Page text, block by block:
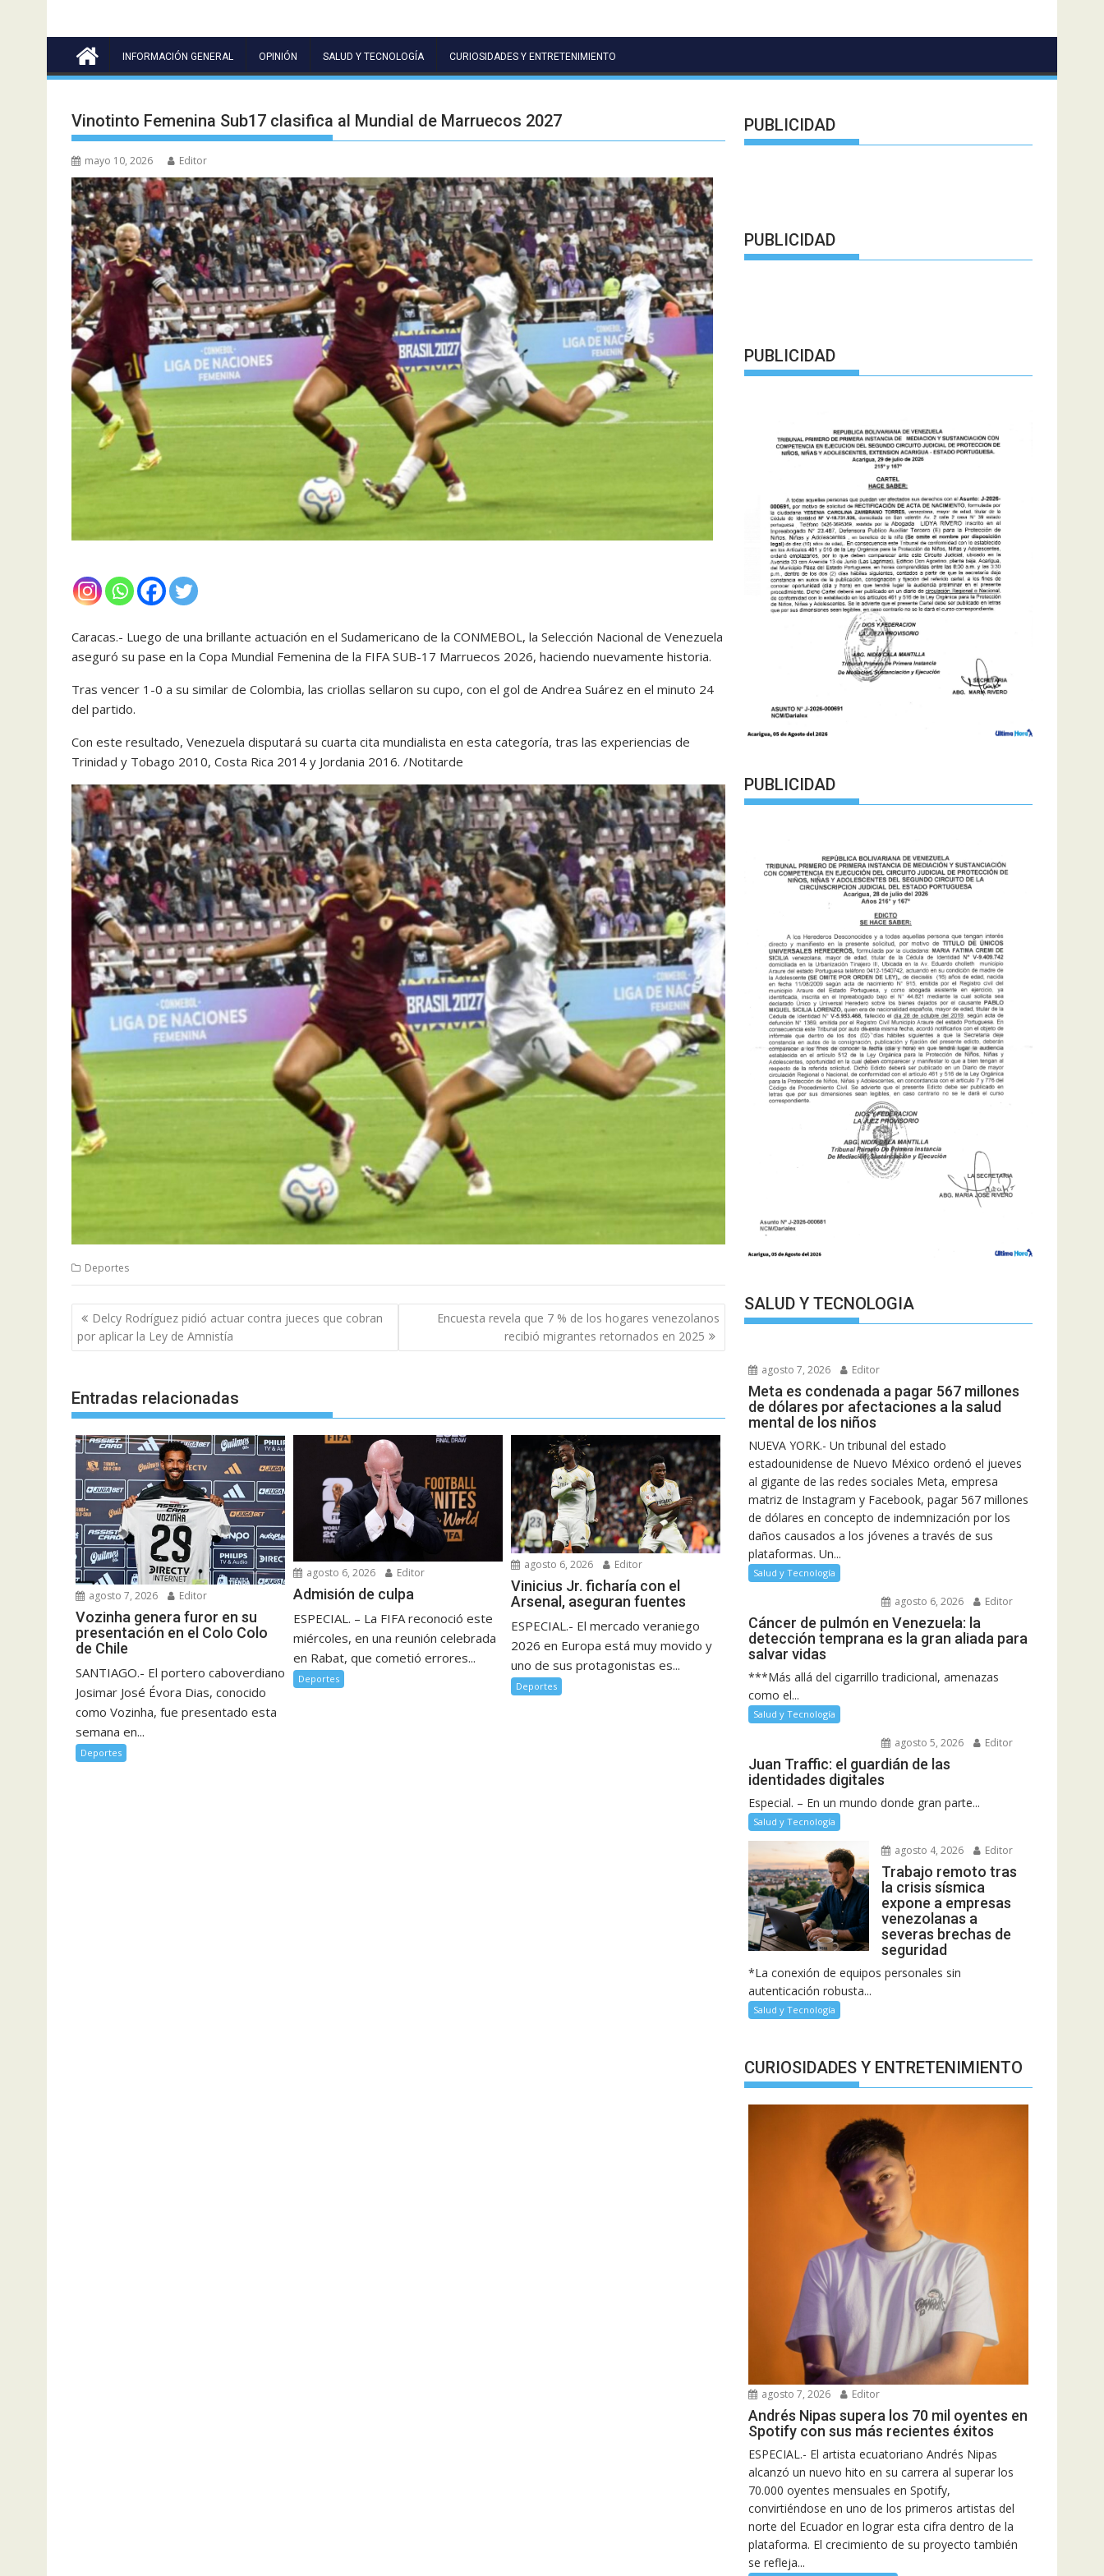
INFORMACIÓN GENERAL OPINIÓN SALUD Y TECNOLOGÍA CURIOSIDADES Y ENTRETENIMIENTO
Vinotinto Femenina Sub17 clasifica al Mundial de Marruecos 2027
mayo 10, 2026 Editor
Caracas.- Luego de una brillante actuación en el Sudamericano de la CONMEBOL, la Selección Nacional de Venezuela
aseguró su pase en la Copa Mundial Femenina de la FIFA SUB-17 Marruecos 2026, haciendo nuevamente historia.
Tras vencer 1-0 a su similar de Colombia, las criollas sellaron su cupo, con el gol de Andrea Suárez en el minuto 24
del partido.
Con este resultado, Venezuela disputará su cuarta cita mundialista en esta categoría, tras las experiencias de
Trinidad y Tobago 2010, Costa Rica 2014 y Jordania 2016. /Notitarde
Deportes
Navegación
de
entradas
Delcy Rodríguez pidió actuar contra jueces que cobran
por aplicar la Ley de Amnistía
Encuesta revela que 7 % de los hogares venezolanos
recibió migrantes retornados en 2025
Entradas relacionadas
agosto 7, 2026 Editor
Vozinha genera furor en su
presentación en el Colo Colo
de Chile
SANTIAGO.- El portero caboverdiano
Josimar José Évora Dias, conocido
como Vozinha, fue presentado esta
semana en...
Deportes
agosto 6, 2026 Editor
Admisión de culpa
ESPECIAL. – La FIFA reconoció este
miércoles, en una reunión celebrada
en Rabat, que cometió errores...
Deportes
agosto 6, 2026 Editor
Vinicius Jr. ficharía con el
Arsenal, aseguran fuentes
ESPECIAL.- El mercado veraniego
2026 en Europa está muy movido y
uno de sus protagonistas es...
Deportes
PUBLICIDAD
PUBLICIDAD
PUBLICIDAD
PUBLICIDAD
SALUD Y TECNOLOGIA
agosto 7, 2026 Editor
Meta es condenada a pagar 567 millones
de dólares por afectaciones a la salud
mental de los niños
NUEVA YORK.- Un tribunal del estado
estadounidense de Nuevo México ordenó el jueves
al gigante de las redes sociales Meta, empresa
matriz de Instagram y Facebook, pagar 567 millones
de dólares en concepto de indemnización por los
daños causados a los jóvenes a través de sus
plataformas. Un...
Salud y Tecnología
agosto 6, 2026 Editor
Cáncer de pulmón en Venezuela: la
detección temprana es la gran aliada para
salvar vidas
***Más allá del cigarrillo tradicional, amenazas
como el...
Salud y Tecnología
agosto 5, 2026 Editor
Juan Traffic: el guardián de las
identidades digitales
Especial. – En un mundo donde gran parte...
Salud y Tecnología
agosto 4, 2026 Editor
Trabajo remoto tras
la crisis sísmica
expone a empresas
venezolanas a
severas brechas de
seguridad
*La conexión de equipos personales sin
autenticación robusta...
Salud y Tecnología
CURIOSIDADES Y ENTRETENIMIENTO
agosto 7, 2026 Editor
Andrés Nipas supera los 70 mil oyentes en
Spotify con sus más recientes éxitos
ESPECIAL.- El artista ecuatoriano Andrés Nipas
alcanzó un nuevo hito en su carrera al superar los
70.000 oyentes mensuales en Spotify,
convirtiéndose en uno de los primeros artistas del
norte del Ecuador en lograr esta cifra dentro de la
plataforma. El crecimiento de su proyecto también
se refleja...